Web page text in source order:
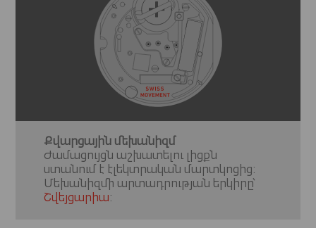
Քվարցային մեխանիզմ
Ժամացույցն աշխատելու լիցքն
ստանում է էլեկտրական մարտկոցից:
Մեխանիզմի արտադրության երկիրը՝
Շվեյցարիա: